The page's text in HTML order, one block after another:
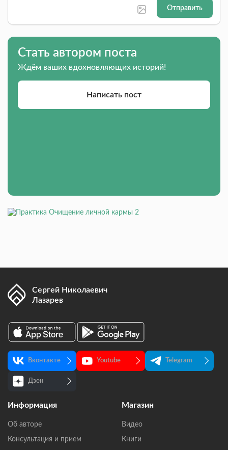
Отправить
Стать автором поста
Ждём ваших вдохновляющих историй!
Написать пост
Сергей Николаевич
Лазарев
Вконтакте Youtube Telegram
Дзен
Информация
Об авторе
Консультация и прием
Магазин
Видео
Книги